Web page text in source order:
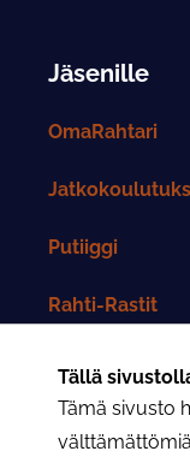
Tällä
Tämä sivusto
Jäsenille
OmaRahtari
Putiiggi
Rahti-Rastit
Rahtarit-lehti
Yhteystiedot